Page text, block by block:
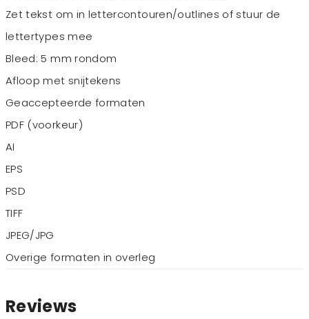
Zet tekst om in lettercontouren/outlines of stuur de
lettertypes mee
Bleed: 5 mm rondom
Afloop met snijtekens
Geaccepteerde formaten
PDF (voorkeur)
AI
EPS
PSD
TIFF
JPEG/JPG
Overige formaten in overleg
Reviews